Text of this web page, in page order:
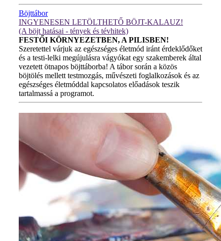
Böjttábor
INGYENESEN LETÖLTHETŐ BÖJT-KALAUZ!
(A böjt hatásai - tények és tévhitek)
FESTŐI KÖRNYEZETBEN, A PILISBEN!
Szeretettel várjuk az egészséges életmód iránt érdeklődőket
és a testi-lelki megújulásra vágyókat egy szakemberek által
vezetett ötnapos böjttáborba! A tábor során a közös
böjtölés mellett testmozgás, művészeti foglalkozások és az
egészséges életmóddal kapcsolatos előadások teszik
tartalmassá a programot.